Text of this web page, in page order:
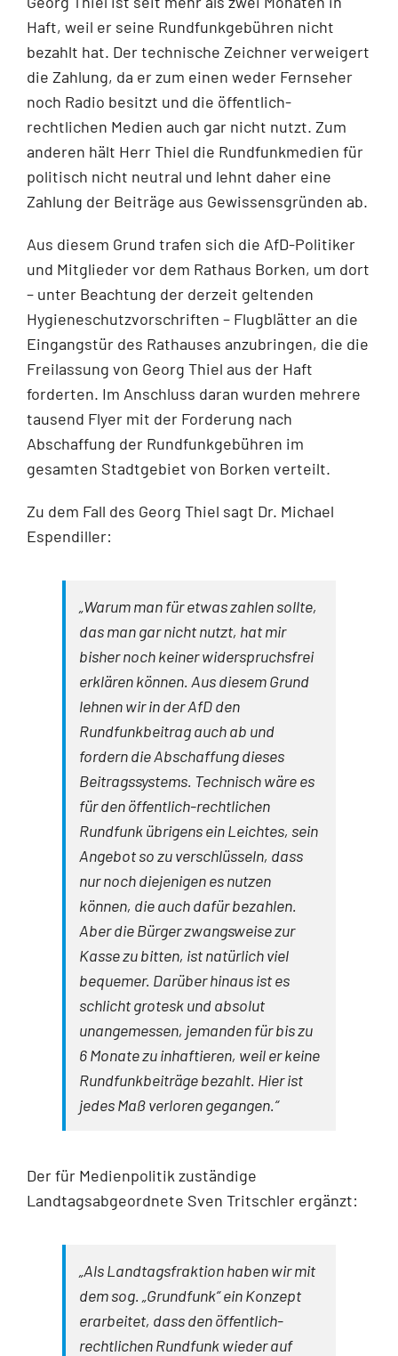
Haft, weil er seine Rundfunkgebühren nicht
bezahlt hat. Der technische Zeichner verweigert
die Zahlung, da er zum einen weder Fernseher
noch Radio besitzt und die öffentlich-
rechtlichen Medien auch gar nicht nutzt. Zum
anderen hält Herr Thiel die Rundfunkmedien für
politisch nicht neutral und lehnt daher eine
Zahlung der Beiträge aus Gewissensgründen ab.
Aus diesem Grund trafen sich die AfD-Politiker
und Mitglieder vor dem Rathaus Borken, um dort
– unter Beachtung der derzeit geltenden
Hygieneschutzvorschriften – Flugblätter an die
Eingangstür des Rathauses anzubringen, die die
Freilassung von Georg Thiel aus der Haft
forderten. Im Anschluss daran wurden mehrere
tausend Flyer mit der Forderung nach
Abschaffung der Rundfunkgebühren im
gesamten Stadtgebiet von Borken verteilt.
Zu dem Fall des Georg Thiel sagt Dr. Michael
Espendiller:
„Warum man für etwas zahlen sollte,
das man gar nicht nutzt, hat mir
bisher noch keiner widerspruchsfrei
erklären können. Aus diesem Grund
lehnen wir in der AfD den
Rundfunkbeitrag auch ab und
fordern die Abschaffung dieses
Beitragssystems. Technisch wäre es
für den öffentlich-rechtlichen
Rundfunk übrigens ein Leichtes, sein
Angebot so zu verschlüsseln, dass
nur noch diejenigen es nutzen
können, die auch dafür bezahlen.
Aber die Bürger zwangsweise zur
Kasse zu bitten, ist natürlich viel
bequemer. Darüber hinaus ist es
schlicht grotesk und absolut
unangemessen, jemanden für bis zu
6 Monate zu inhaftieren, weil er keine
Rundfunkbeiträge bezahlt. Hier ist
jedes Maß verloren gegangen.“
Der für Medienpolitik zuständige
Landtagsabgeordnete Sven Tritschler ergänzt:
„Als Landtagsfraktion haben wir mit
dem sog. „Grundfunk“ ein Konzept
erarbeitet, dass den öffentlich-
rechtlichen Rundfunk wieder auf